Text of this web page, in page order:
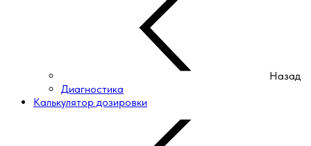
Назад
Диагностика
Калькулятор дозировки